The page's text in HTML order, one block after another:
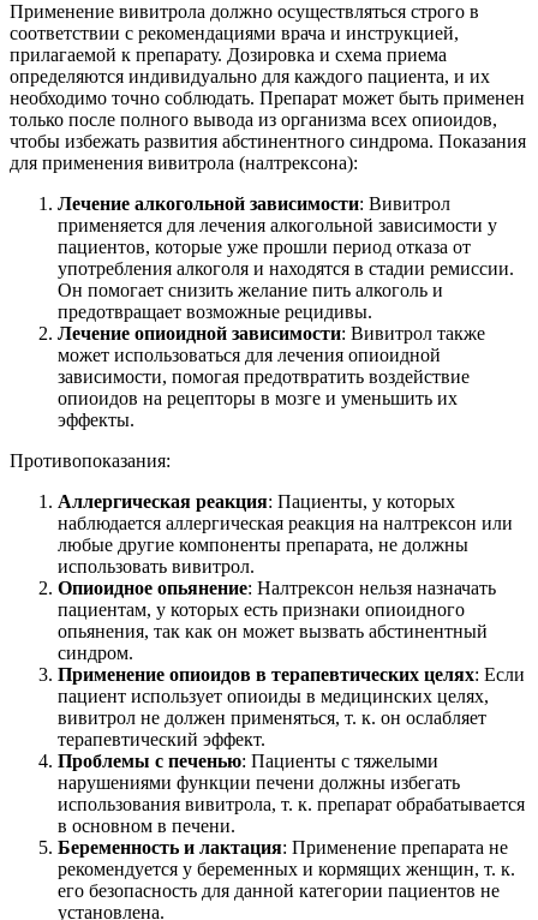
Применение вивитрола должно осуществляться строго в
соответствии с рекомендациями врача и инструкцией,
прилагаемой к препарату. Дозировка и схема приема
определяются индивидуально для каждого пациента, и их
необходимо точно соблюдать. Препарат может быть применен
только после полного вывода из организма всех опиоидов,
чтобы избежать развития абстинентного синдрома. Показания
для применения вивитрола (налтрексона):
Лечение алкогольной зависимости: Вивитрол
применяется для лечения алкогольной зависимости у
пациентов, которые уже прошли период отказа от
употребления алкоголя и находятся в стадии ремиссии.
Он помогает снизить желание пить алкоголь и
предотвращает возможные рецидивы.
Лечение опиоидной зависимости: Вивитрол также
может использоваться для лечения опиоидной
зависимости, помогая предотвратить воздействие
опиоидов на рецепторы в мозге и уменьшить их
эффекты.
Противопоказания:
Аллергическая реакция: Пациенты, у которых
наблюдается аллергическая реакция на налтрексон или
любые другие компоненты препарата, не должны
использовать вивитрол.
Опиоидное опьянение: Налтрексон нельзя назначать
пациентам, у которых есть признаки опиоидного
опьянения, так как он может вызвать абстинентный
синдром.
Применение опиоидов в терапевтических целях: Если
пациент использует опиоиды в медицинских целях,
вивитрол не должен применяться, т. к. он ослабляет
терапевтический эффект.
Проблемы с печенью: Пациенты с тяжелыми
нарушениями функции печени должны избегать
использования вивитрола, т. к. препарат обрабатывается
в основном в печени.
Беременность и лактация: Применение препарата не
рекомендуется у беременных и кормящих женщин, т. к.
его безопасность для данной категории пациентов не
установлена.